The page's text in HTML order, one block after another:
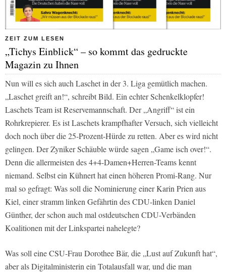
ZEIT ZUM LESEN
„Tichys Einblick“ – so kommt das gedruckte
Magazin zu Ihnen
Nun will es sich auch Laschet in der 3. Liga gemütlich machen.
„Laschet greift an!“, schreibtBild. Ein echter Schenkelklopfer!
Laschets Team ist Reservemannschaft. Der „Angriff“ ist ein
Rohrkrepierer. Es ist Laschets krampfhafter Versuch, sich vielleicht
doch noch über die 25-Prozent-Hürde zu retten. Aber es wird nicht
gelingen. Der Zyniker Schäuble würde sagen „Game isch over!“.
Denn die allermeisten des 4+4-Damen+Herren-Teams kennt
niemand. Selbst ein Kühnert hat einen höheren Promi-Rang. Nur
mal so gefragt: Was soll die Nominierung einer Karin Prien aus
Kiel, einer stramm linken Gefährtin des CDU-linken Daniel
Günther, der schon auch mal ostdeutschen CDU-Verbänden
Koalitionen mit der Linkspartei nahelegte?
Was soll eine CSU-Frau Dorothee Bär, die „Lust auf Zukunft hat“,
aber als Digitalministerin ein Totalausfall war, und die man